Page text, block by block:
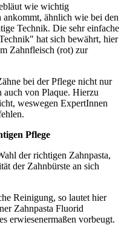
wie wichtig
ankommt, ähnlich wie bei den
Technik. Die sehr einfache
hat sich bewährt, hier
Zahnfleisch (rot) zur
bei der Pflege nicht nur
auch von Plaque. Hierzu
weswegen ExpertInnen
Pflege
der richtigen Zahnpasta,
der Zahnbürste an sich
Reinigung, so lautet hier
Zahnpasta Fluorid
erwiesenermaßen vorbeugt.